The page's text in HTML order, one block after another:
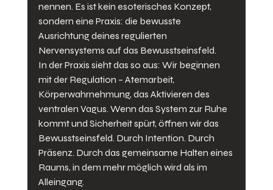
nennen. Es ist kein esoterisches Konzept,
sondern eine Praxis: die bewusste
Ausrichtung deines regulierten
Nervensystems auf das Bewusstseinsfeld.
In der Praxis sieht das so aus: Wir beginnen
mit der Regulation – Atemarbeit,
Körperwahrnehmung, das Aktivieren des
ventralen Vagus. Wenn das System zur Ruhe
kommt und Sicherheit spürt, öffnen wir das
Bewusstseinsfeld. Durch Intention. Durch
Präsenz. Durch das gemeinsame Halten eines
Raums, in dem mehr möglich wird als im
Alleingang.